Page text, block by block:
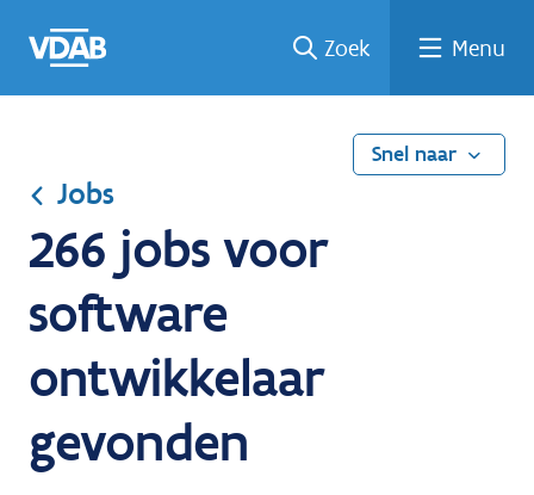
naar
een
een
job
naar
Zoek Menu
Snel naar
Jobs
266 jobs voor
software
ontwikkelaar
gevonden